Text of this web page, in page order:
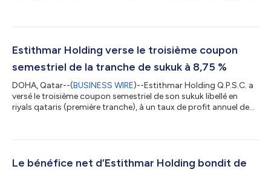
la solidité du modèle opérationnel de la société, ainsi que
enregistré des revenus de 1,455 milliard de riyals qataris, contr...
Estithmar Holding verse le troisième coupon
semestriel de la tranche de sukuk à 8,75 %
DOHA, Qatar--(BUSINESS WIRE)--Estithmar Holding Q.P.S.C. a
versé le troisième coupon semestriel de son sukuk libellé en
riyals qataris (première tranche), à un taux de profit annuel de
riyals qataris et cotée sur l’International Securities Market de la
un groupe diversifié d’investisseurs institutionnels, no...
Le bénéfice net d’Estithmar Holding bondit de